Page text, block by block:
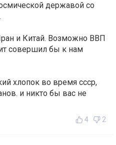
державой со
и Китай. Возможно ВВП
совершил бы к нам
хлопок во время ссср,
и никто бы вас не
4 2